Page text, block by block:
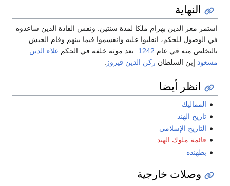
النهاية
استمر معز الدين بهرام ملكا لمدة سنتين. ونفس القادة الذين ساعدوه
في الوصول للحكم، انقلبوا عليه وانقسموا فيما بينهم وقام الجيش
بالتخلص منه في عام 1242 . بعد موته خلفه في الحكم علاء الدين
مسعود إبن السلطان ركن الدين فيروز
انظر أيضا
المماليك
تاريخ الهند
التاريخ الإسلامي
قائمة ملوك الهند
بطهنده
وصلات خارجية